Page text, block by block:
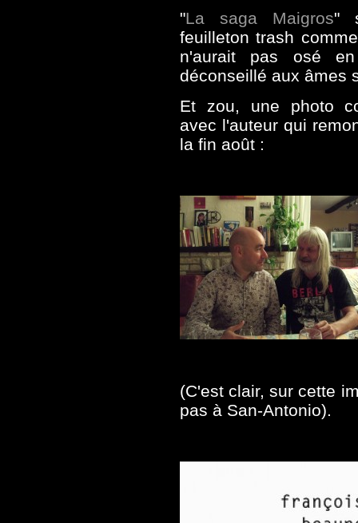
"La saga Maigros"
feuilleton trash
n'aurait pas osé en
déconseillé aux âmes
Et zou, une photo
avec l'auteur qui
la fin août :
(C'est clair, sur cette
pas à San-Antonio).